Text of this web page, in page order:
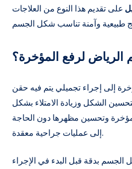
على تقديم هذا النوع من العلاجات
الرياض لرفع المؤخرة؟
إلى إجراء تجميلي يتم فيه حقن
الشكل وزيادة الامتلاء بشكل
وتحسين مظهرها دون الحاجة
إلى عمليات جراحية معقدة.
الجسم بدقة قبل البدء في الإجراء